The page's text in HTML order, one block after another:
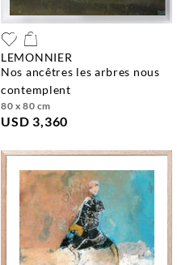
LEMONNIER
nos ancêtres les arbres nous
contemplent
80 x 80 cm
USD 3,360